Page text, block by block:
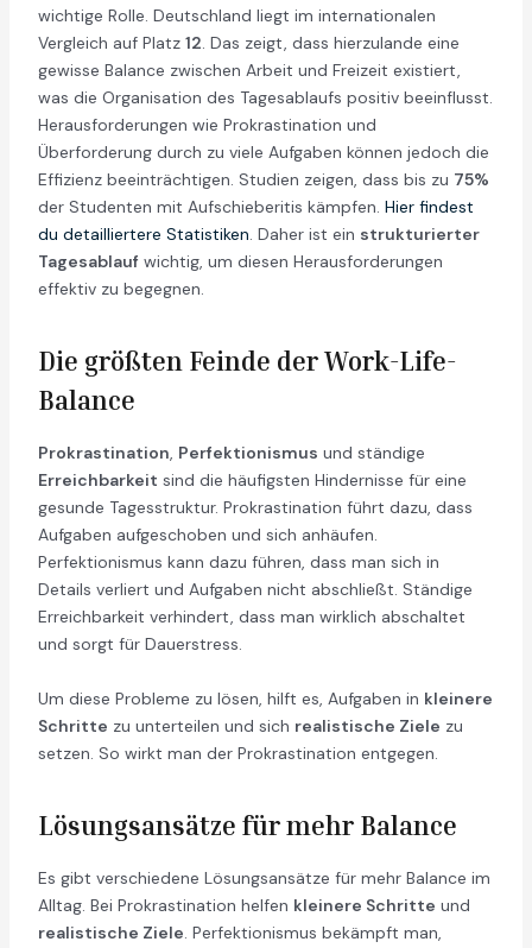
wichtige Rolle. Deutschland liegt im internationalen
Vergleich auf Platz 12. Das zeigt, dass hierzulande eine
gewisse Balance zwischen Arbeit und Freizeit existiert,
was die Organisation des Tagesablaufs positiv beeinflusst.
Herausforderungen wie Prokrastination und
Überforderung durch zu viele Aufgaben können jedoch die
Effizienz beeinträchtigen. Studien zeigen, dass bis zu 75%
der Studenten mit Aufschieberitis kämpfen. Hier findest
du detailliertere Statistiken. Daher ist ein strukturierter
Tagesablauf wichtig, um diesen Herausforderungen
effektiv zu begegnen.
Die größten Feinde der Work-Life-
Balance
Prokrastination, Perfektionismus und ständige
Erreichbarkeit sind die häufigsten Hindernisse für eine
gesunde Tagesstruktur. Prokrastination führt dazu, dass
Aufgaben aufgeschoben und sich anhäufen.
Perfektionismus kann dazu führen, dass man sich in
Details verliert und Aufgaben nicht abschließt. Ständige
Erreichbarkeit verhindert, dass man wirklich abschaltet
und sorgt für Dauerstress.
Um diese Probleme zu lösen, hilft es, Aufgaben in kleinere
Schritte zu unterteilen und sich realistische Ziele zu
setzen. So wirkt man der Prokrastination entgegen.
Lösungsansätze für mehr Balance
Es gibt verschiedene Lösungsansätze für mehr Balance im
Alltag. Bei Prokrastination helfen kleinere Schritte und
realistische Ziele. Perfektionismus bekämpft man,